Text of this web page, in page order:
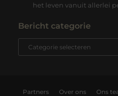
het leven vanuit allerlei
Bericht categorie
Partners Over ons Ons